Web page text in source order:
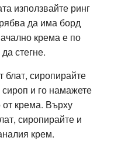
използвайте ринг
да има борд
крема е по
стегне.
блат, сиропирайте
и го намажете
от крема. Върху
сиропирайте и
крем.